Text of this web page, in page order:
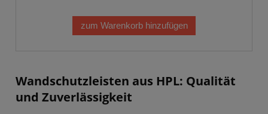
zum Warenkorb hinzufügen
Wandschutzleisten aus HPL: Qualität
und Zuverlässigkeit